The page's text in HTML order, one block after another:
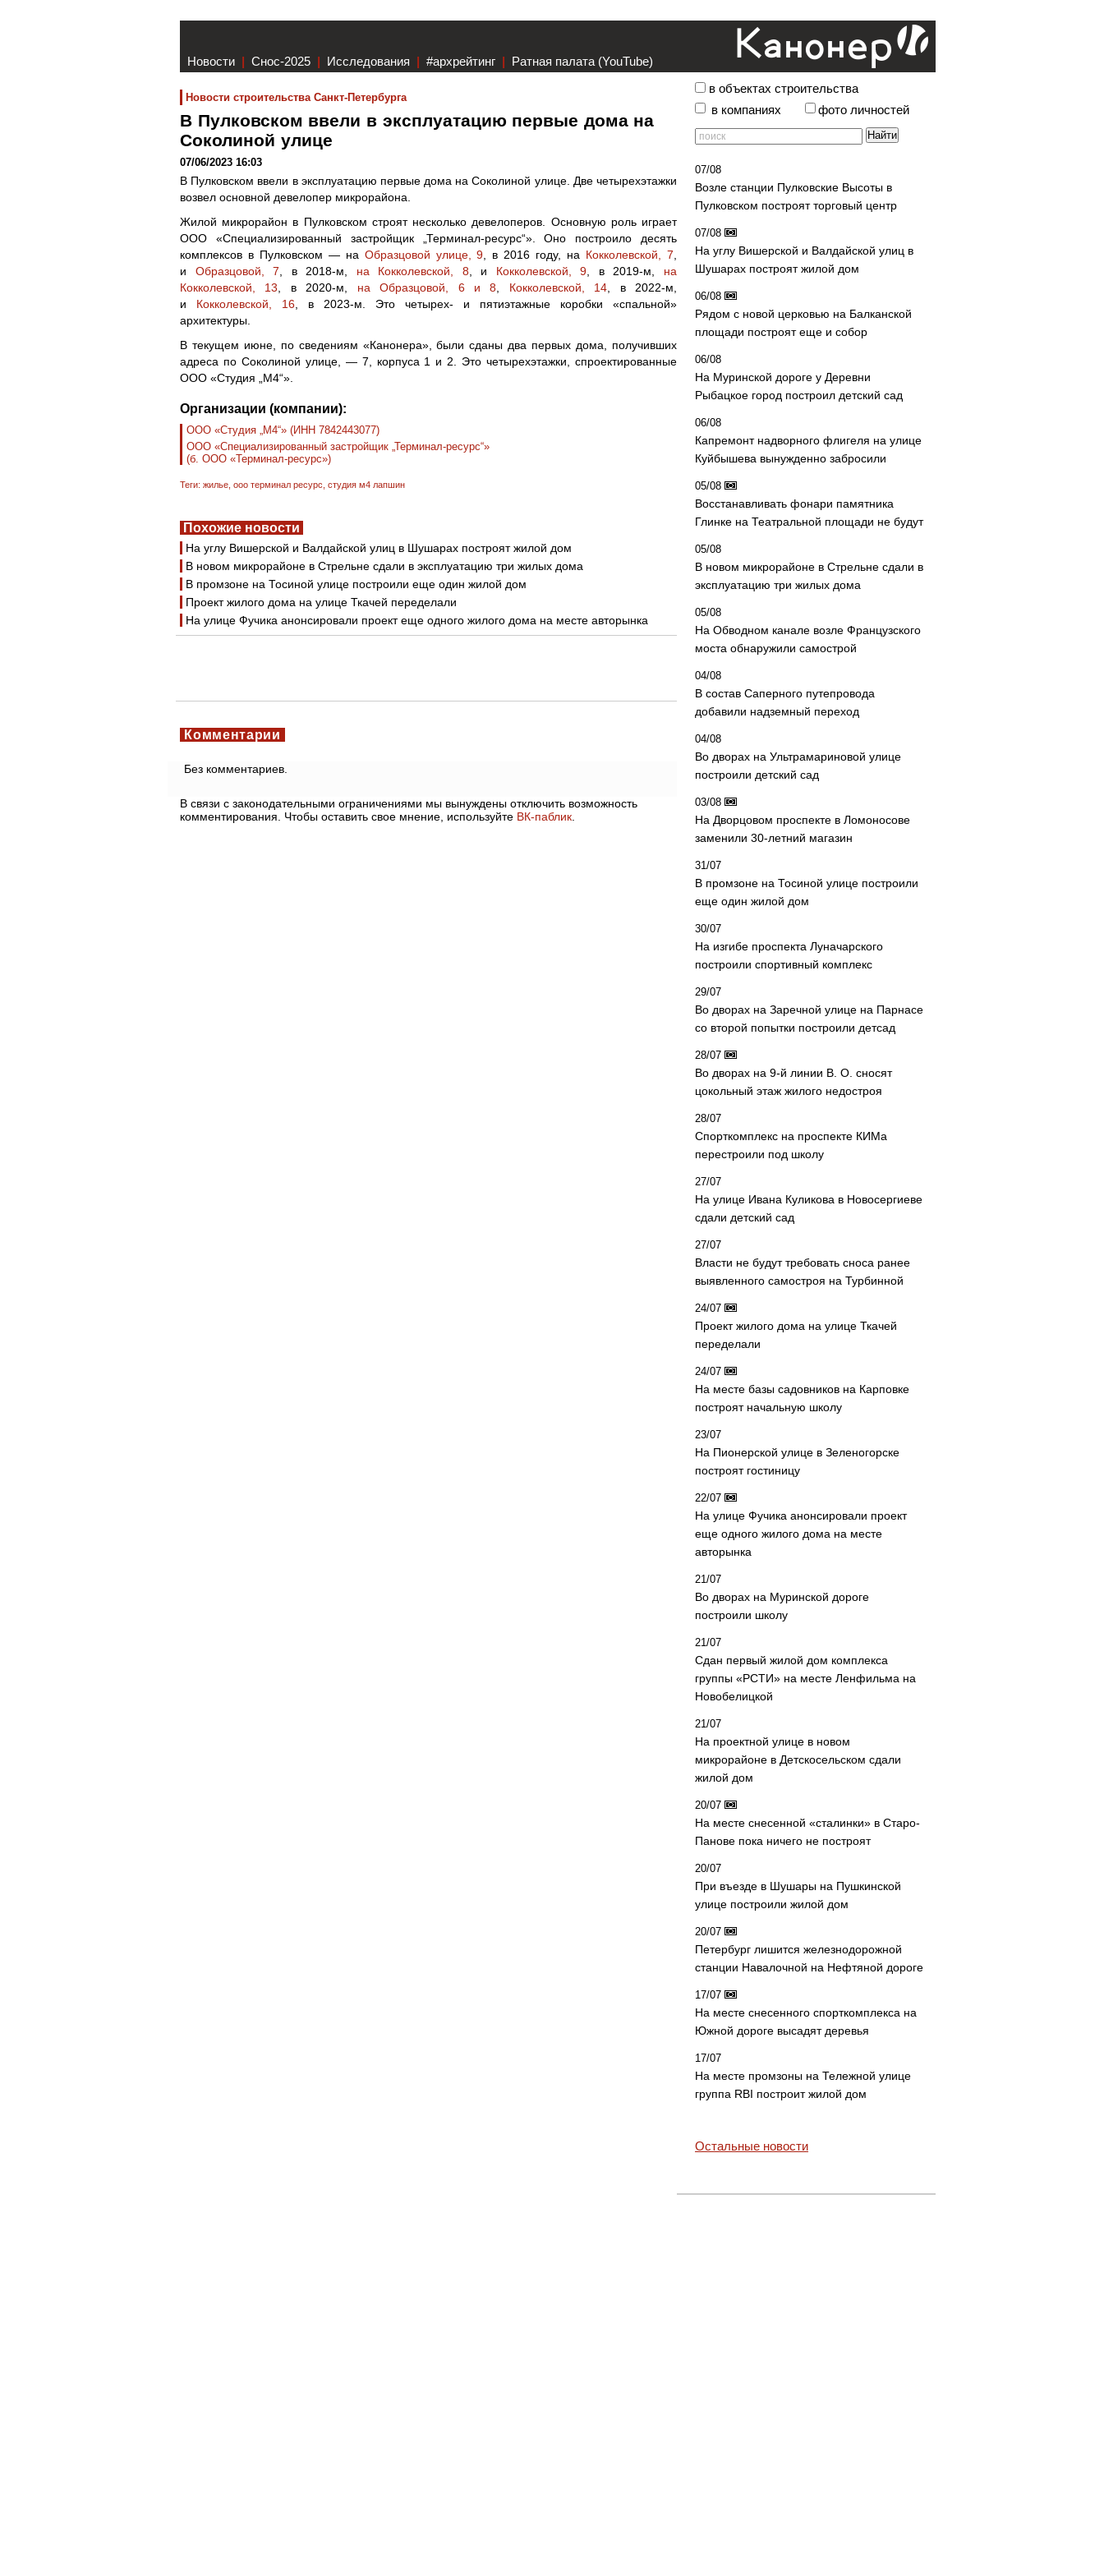
Новости | Снос-2025 | Исследования | #архрейтинг | Ратная палата (YouTube)
Новости строительства Санкт-Петербурга
В Пулковском ввели в эксплуатацию первые дома на
Соколиной улице
07/06/2023 16:03
В Пулковском ввели в эксплуатацию первые дома на Соколиной улице. Две четырехэтажки
возвел основной девелопер микрорайона.
Жилой микрорайон в Пулковском строят несколько девелоперов. Основную роль играет
ООО «Специализированный застройщик „Терминал-ресурс“». Оно построило десять
комплексов в Пулковском — на Образцовой улице, 9 , в 2016 году, на Кокколевской, 7
и Образцовой, 7 , в 2018-м, на Кокколевской, 8, и Кокколевской, 9 , в 2019-м, на
Кокколевской, 13 , в 2020-м, на Образцовой, 6 и 8 Кокколевской, 14 , в 2022-м,
и Кокколевской, 16 , в 2023-м. Это четырех- и пятиэтажные коробки «спальной»
архитектуры.
В текущем июне, по сведениям «Канонера», были сданы два первых дома, получивших
адреса по Соколиной улице, — 7, корпуса 1 и 2. Это четырехэтажки, спроектированные
ООО «Студия „М4“».
Организации (компании):
ООО «Студия „М4“» (ИНН 7842443077)
ООО «Специализированный застройщик „Терминал-ресурс“»
(б. ООО «Терминал-ресурс»)
Теги: жилье ооо терминал ресурс студия м4 лапшин
Похожие новости
На углу Вишерской и Валдайской улиц в Шушарах построят жилой дом
В новом микрорайоне в Стрельне сдали в эксплуатацию три жилых дома
В промзоне на Тосиной улице построили еще один жилой дом
Проект жилого дома на улице Ткачей переделали
На улице Фучика анонсировали проект еще одного жилого дома на месте авторынка
Комментарии
Без комментариев.
В связи с законодательными ограничениями мы вынуждены отключить возможность
комментирования. Чтобы оставить свое мнение, используйте ВК-паблик
в объектах строительства
в компаниях
фото личностей
07/08
Возле станции Пулковские Высоты в
Пулковском построят торговый центр
07/08
На углу Вишерской и Валдайской улиц в
Шушарах построят жилой дом
06/08
Рядом с новой церковью на Балканской
площади построят еще и собор
06/08
На Муринской дороге у Деревни
Рыбацкое город построил детский сад
06/08
Капремонт надворного флигеля на улице
Куйбышева вынужденно забросили
05/08
Восстанавливать фонари памятника
Глинке на Театральной площади не будут
05/08
В новом микрорайоне в Стрельне сдали в
эксплуатацию три жилых дома
05/08
На Обводном канале возле Французского
моста обнаружили самострой
04/08
В состав Саперного путепровода
добавили надземный переход
04/08
Во дворах на Ультрамариновой улице
построили детский сад
03/08
На Дворцовом проспекте в Ломоносове
заменили 30-летний магазин
31/07
В промзоне на Тосиной улице построили
еще один жилой дом
30/07
На изгибе проспекта Луначарского
построили спортивный комплекс
29/07
Во дворах на Заречной улице на Парнасе
со второй попытки построили детсад
28/07
Во дворах на 9-й линии В. О. сносят
цокольный этаж жилого недостроя
28/07
Спорткомплекс на проспекте КИМа
перестроили под школу
27/07
На улице Ивана Куликова в Новосергиеве
сдали детский сад
27/07
Власти не будут требовать сноса ранее
выявленного самостроя на Турбинной
24/07
Проект жилого дома на улице Ткачей
переделали
24/07
На месте базы садовников на Карповке
построят начальную школу
23/07
На Пионерской улице в Зеленогорске
построят гостиницу
22/07
На улице Фучика анонсировали проект
еще одного жилого дома на месте
авторынка
21/07
Во дворах на Муринской дороге
построили школу
21/07
Сдан первый жилой дом комплекса
группы «РСТИ» на месте Ленфильма на
Новобелицкой
21/07
На проектной улице в новом
микрорайоне в Детскосельском сдали
жилой дом
20/07
На месте снесенной «сталинки» в Старо-
Панове пока ничего не построят
20/07
При въезде в Шушары на Пушкинской
улице построили жилой дом
20/07
Петербург лишится железнодорожной
станции Навалочной на Нефтяной дороге
17/07
На месте снесенного спорткомплекса на
Южной дороге высадят деревья
17/07
На месте промзоны на Тележной улице
группа RBI построит жилой дом
Остальные новости